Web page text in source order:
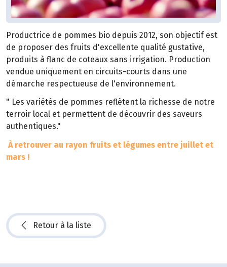
Productrice de pommes bio depuis 2012, son objectif est
de proposer des fruits d'excellente qualité gustative,
produits à flanc de coteaux sans irrigation. Production
vendue uniquement en circuits-courts dans une
démarche respectueuse de l'environnement.
" Les variétés de pommes reflètent la richesse de notre
terroir local et permettent de découvrir des saveurs
authentiques."
À retrouver au rayon fruits et légumes entre juillet et
mars !
Retour à la liste